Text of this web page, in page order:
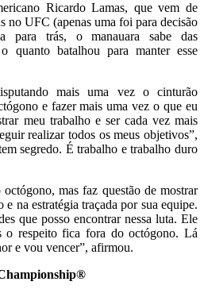
Ricardo Lamas, que vem de
no UFC (apenas uma foi para decisão
para trás, o manauara sabe das
quanto batalhou para manter esse
mais uma vez o cinturão
e fazer mais uma vez o que eu
meu trabalho e ser cada vez mais
realizar todos os meus objetivos”,
segredo. É trabalho e trabalho duro
mas faz questão de mostrar
na estratégia traçada por sua equipe.
que posso encontrar nessa luta. Ele
o respeito fica fora do octógono. Lá
e vou vencer”, afirmou.